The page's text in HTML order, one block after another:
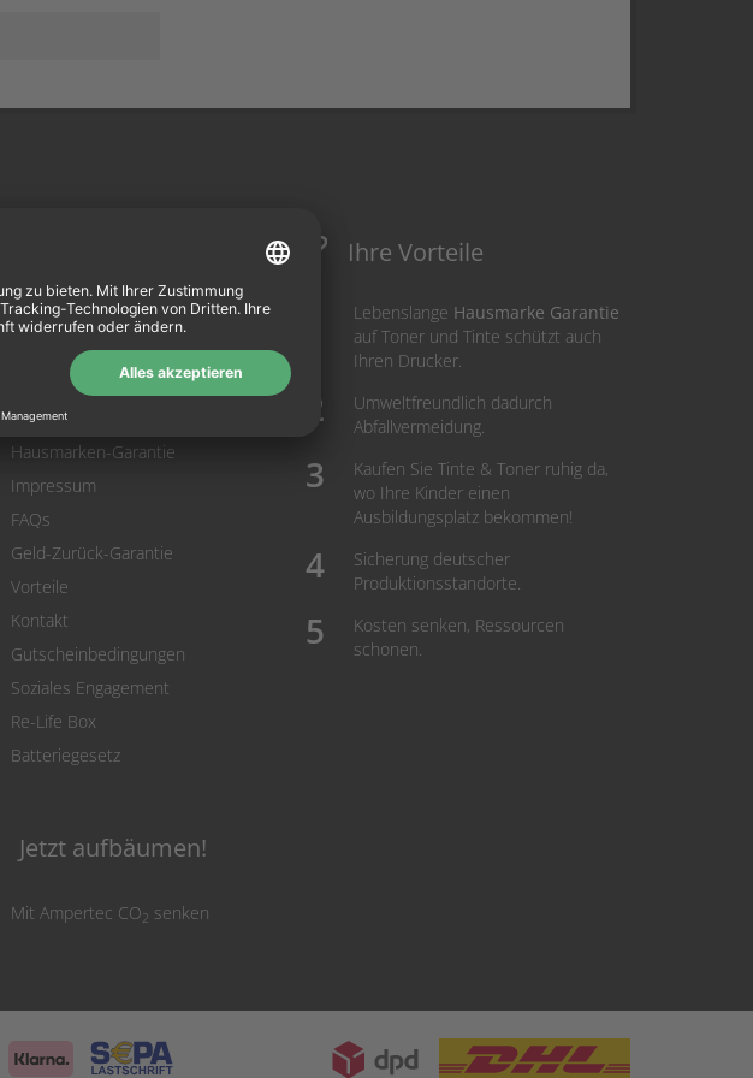
Über uns
Datenschutz
Widerrufsbelehrung
Hausmarken-Garantie
Impressum
FAQs
Geld-Zurück-Garantie
Vorteile
Kontakt
Gutscheinbedingungen
Soziales Engagement
Re-Life Box
Batteriegesetz
Ihre Vorteile
Lebenslange Hausmarke Garantie
auf Toner und Tinte schützt auch
Ihren Drucker.
Umweltfreundlich dadurch
Abfallvermeidung.
Kaufen Sie Tinte & Toner ruhig da,
wo Ihre Kinder einen
Ausbildungsplatz bekommen!
Sicherung deutscher
Produktionsstandorte.
Kosten senken, Ressourcen
schonen.
Jetzt aufbäumen!
Mit Ampertec CO2 senken